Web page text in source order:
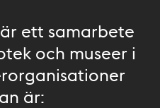
ett samarbete
och museer i
är: